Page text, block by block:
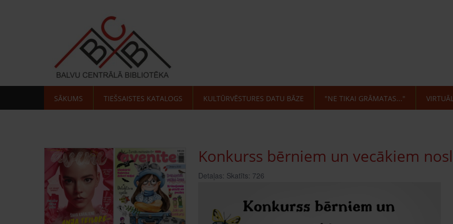
SĀKUMS TIEŠSAISTES KATALOGS KULTŪRVĒSTURES DATU BĀZE "NE TIKAI GRĀMATAS..."
Konkurss bērniem un vecākiem
Detaļas: Skatīts: 726